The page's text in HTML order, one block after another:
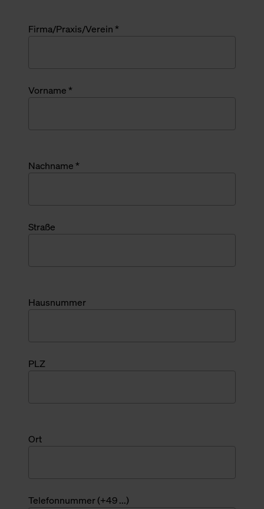
Firma/Praxis/Verein *
Vorname *
Nachname *
Straße
Hausnummer
PLZ
Ort
Telefonnummer (+49 ...)